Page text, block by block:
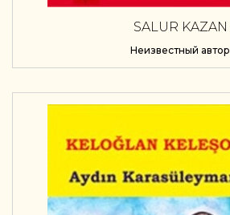
SALUR KAZAN
Неизвестный автор